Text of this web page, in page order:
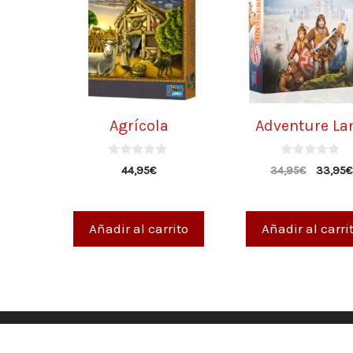
Agrícola
44,95€
Añadir al carrito
Adventure
0
d
34,95€ 33,95€
Añadir al